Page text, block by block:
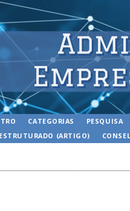
CATEGORIAS
PESQUISA
(ARTIGO)